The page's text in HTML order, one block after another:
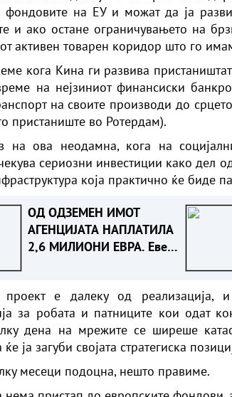
на ЕУ и можат да ја
и ако остане ограничувањето на
активен товарен коридор што го
кога Кина ги развива
на нејзиниот финансиски
на своите производи до
пристаниште во Ротердам).
на ова неодамна, кога на
сериозни инвестиции како дел
која практично ќе биде
ОД ОДЗЕМЕН ИМОТ
АГЕНЦИЈАТА НАПЛАТИЛА
2,6 МИЛИОНИ ЕВРА. Еве
проект е далеку од
за робата и патниците кои одат
дена на мрежите се ширеше
ја загуби својата стратегиска
месеци подоцна, нешто правиме.